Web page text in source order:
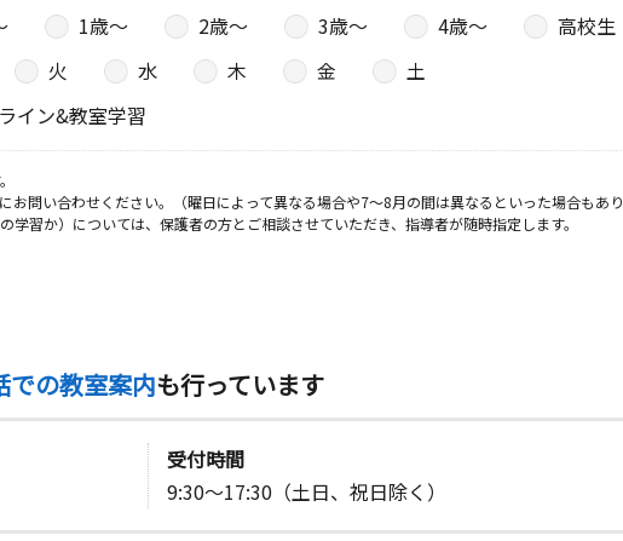
1歳〜 2歳〜 3歳〜 4歳〜
高校生
火 水 木 金
土
イン&教室学習
問い合わせください。（曜日によって異なる場合や7～8月の間は異なるといった場合もあり
習か）については、保護者の方とご相談させていただき、指導者が随時指定します。
での教室案内も行っています
受付時間
9:30～17:30（土日、祝日除く）